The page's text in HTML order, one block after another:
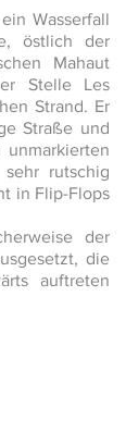
Wasserfall
östlich der
Mahaut
Stelle Les
Strand. Er
Straße und
rutschig
in Flip-Flops
der
die
auftreten